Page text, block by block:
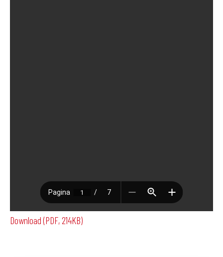
Download (PDF, 214KB)